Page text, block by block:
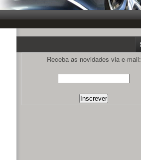
Receba as novidades via e-mail: